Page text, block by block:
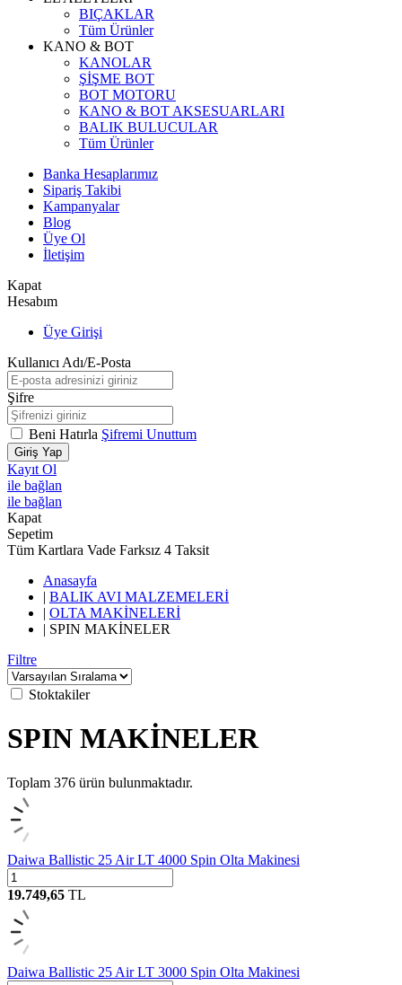
BIÇAKLAR
Tüm Ürünler
KANO & BOT
KANOLAR
ŞİŞME BOT
BOT MOTORU
KANO & BOT AKSESUARLARI
BALIK BULUCULAR
Tüm Ürünler
Banka Hesaplarımız
Sipariş Takibi
Kampanyalar
Blog
Üye Ol
İletişim
Kapat
Hesabım
Üye Girişi
Kullanıcı Adı/E-Posta
Şifre
Beni Hatırla Şifremi Unuttum
Giriş Yap
Kayıt Ol
ile bağlan
ile bağlan
Kapat
Sepetim
Tüm Kartlara Vade Farksız 4 Taksit
Anasayfa
| BALIK AVI MALZEMELERİ
| OLTA MAKİNELERİ
| SPIN MAKİNELER
Filtre
Stoktakiler
SPIN MAKİNELER
Toplam 376 ürün bulunmaktadır.
Daiwa Ballistic 25 Air LT 4000 Spin Olta Makinesi
19.749,65 TL
Daiwa Ballistic 25 Air LT 3000 Spin Olta Makinesi